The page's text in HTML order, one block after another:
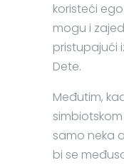
koristeći
mogu i
pristupajući
Dete.
Međutim,
samo neka
bi se